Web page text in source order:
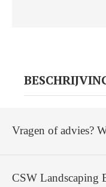
CSW Landscaping
Vragen of advies?